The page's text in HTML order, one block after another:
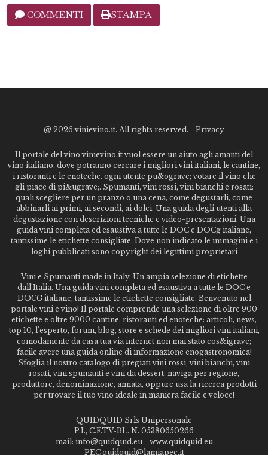
COMMENTI STAMPA
@ 2026 vinievino.it. All rights reserved. - Privacy
Il portale del vino vinievino.it vuol essere un aiuto agli amanti del
vino italiano, dove potranno cercare i migliori vini italiani, le cantine,
i ristoranti e le enoteche. ogni utente pu&ograve; votare il vino che
gli piace di pi&ugrave;. Spumanti, vini rossi, vini bianchi e rosati:
quali scegliere per un pranzo o una cena, come degustarli, come
abbinarli ai primi, ai secondi, ai dolci. Una guida degli utenti alla
degustazione con descrizioni tecniche e video-presentazioni. Una
guida vini completa ed esaustiva a tutte le DOC e DOCg italiane,
tantissime le etichette consigliate. Dove non indicato le immagini e i
loghi pubblicati sono copyright dei legittimi proprietari
Vini e Spumanti made in Italy. Un'ampia selezione di etichette
dall'Italia. Una guida vini completa ed esaustiva a tutte le DOC e
DOCG italiane, tantissime le etichette consigliate. Benvenuto nel
portale vini e vino! Il portale comprende una selezione di oltre 900
etichette e oltre 9000 cantine, ristoranti ed enoteche: articoli, news,
top 10, l'esperto, forum, blog, store e schede dei migliori vini italiani,
comodamente da casa tua via internet non mai stato cos&igrave;
facile avere una guida online di informazione enogastronomica!
Sfoglia il nostro catalogo di pregiati vini rossi, vini bianchi, vini
rosati, vini spumanti e vini da dessert; naviga per regione,
produttore, denominazione, annata, oppure usa la ricerca prodotti
per trovare il tuo vino ideale in maniera facile e veloce!
QUIDQUID Srls Unipersonale
P.I., C.F.TV-BL. N. 05380650266
mail: info@quidquid.eu - www.quidquid.eu
PEC quidquid@lamiapec.it